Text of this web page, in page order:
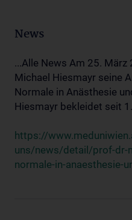
News
...Alle News Am 25. März
Michael Hiesmayr seine
Normale in Anästhesie
Hiesmayr bekleidet seit
https://
uns/news/detail/prof-dr-
normale-in-anaesthesie-